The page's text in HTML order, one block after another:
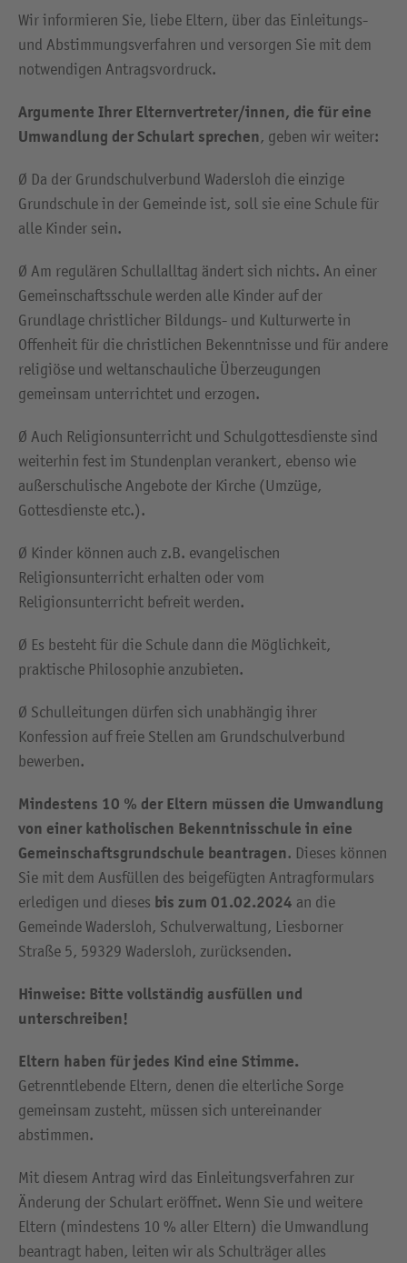
Wir informieren Sie, liebe Eltern, über das Einleitungs-
und Abstimmungsverfahren und versorgen Sie mit dem
notwendigen Antragsvordruck.
Argumente Ihrer Elternvertreter/innen, die für eine
Umwandlung der Schulart sprechen, geben wir weiter:
Ø Da der Grundschulverbund Wadersloh die einzige
Grundschule in der Gemeinde ist, soll sie eine Schule für
alle Kinder sein.
Ø Am regulären Schullalltag ändert sich nichts. An einer
Gemeinschaftsschule werden alle Kinder auf der
Grundlage christlicher Bildungs- und Kulturwerte in
Offenheit für die christlichen Bekenntnisse und für andere
religiöse und weltanschauliche Überzeugungen
gemeinsam unterrichtet und erzogen.
Ø Auch Religionsunterricht und Schulgottesdienste sind
weiterhin fest im Stundenplan verankert, ebenso wie
außerschulische Angebote der Kirche (Umzüge,
Gottesdienste etc.).
Ø Kinder können auch z.B. evangelischen
Religionsunterricht erhalten oder vom
Religionsunterricht befreit werden.
Ø Es besteht für die Schule dann die Möglichkeit,
praktische Philosophie anzubieten.
Ø Schulleitungen dürfen sich unabhängig ihrer
Konfession auf freie Stellen am Grundschulverbund
bewerben.
Mindestens 10 % der Eltern müssen die Umwandlung
von einer katholischen Bekenntnisschule in eine
Gemeinschaftsgrundschule beantragen. Dieses können
Sie mit dem Ausfüllen des beigefügten Antragformulars
erledigen und dieses bis zum 01.02.2024 an die
Gemeinde Wadersloh, Schulverwaltung, Liesborner
Straße 5, 59329 Wadersloh, zurücksenden.
Hinweise: Bitte vollständig ausfüllen und
unterschreiben!
Eltern haben für jedes Kind eine Stimme.
Getrenntlebende Eltern, denen die elterliche Sorge
gemeinsam zusteht, müssen sich untereinander
abstimmen.
Mit diesem Antrag wird das Einleitungsverfahren zur
Änderung der Schulart eröffnet. Wenn Sie und weitere
Eltern (mindestens 10 % aller Eltern) die Umwandlung
beantragt haben, leiten wir als Schulträger alles